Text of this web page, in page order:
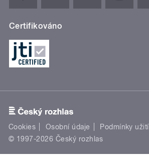
Certifikováno
Cookies Osobní údaje Podmínky užití
© 1997-2026 Český rozhlas